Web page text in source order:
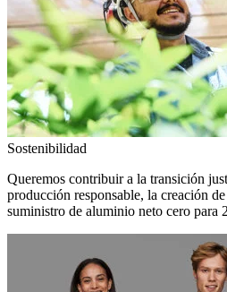
Sostenibilidad
Queremos contribuir a la transición
producción responsable, la creación
suministro de aluminio neto cero para